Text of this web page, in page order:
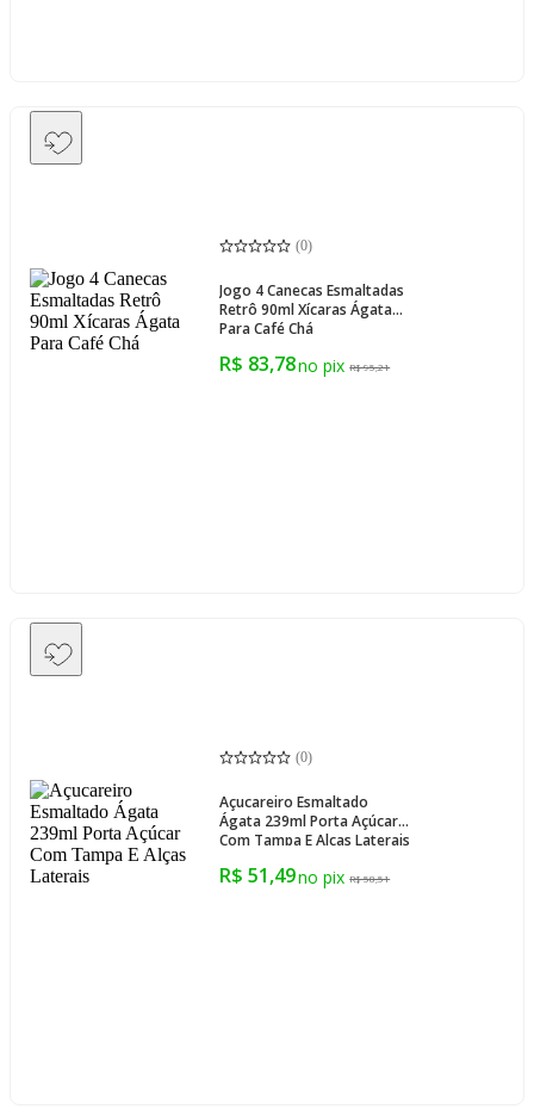
(0)
Jogo 4 Canecas Esmaltadas
Retrô 90ml Xícaras Ágata
Para Café Chá
R$ 83,78 R$ 95,21
(0)
Açucareiro Esmaltado
Ágata 239ml Porta Açúcar
Com Tampa E Alças Laterais
R$ 51,49 R$ 58,51